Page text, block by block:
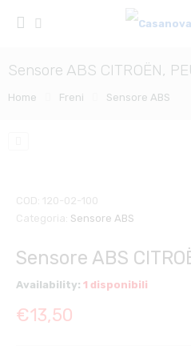
Sensore ABS CITROËN,
Home Freni Sensore ABS
COD: 120-02-100
Categoria: Sensore ABS
Sensore ABS
Availability: 1 disponibili
€13,50